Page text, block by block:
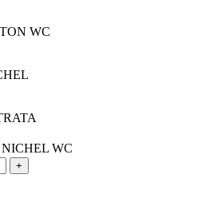
WC
WC